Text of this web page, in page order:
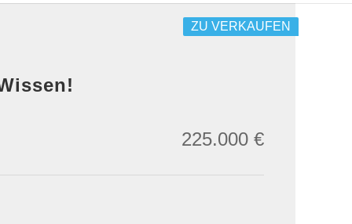
ZU VERKAUFEN
225.000 €